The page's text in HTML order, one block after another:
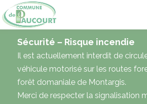
Sécurité – Risque incendie
Il est actuellement interdit de
véhicule motorisé sur les routes
forêt domaniale de Montargis.
Merci de respecter la signalisation